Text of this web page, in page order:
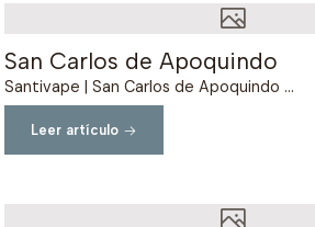
San Carlos de Apoquindo
Santivape | San Carlos de Apoquindo ...
Leer artículo